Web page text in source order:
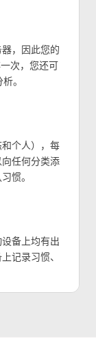
，因此您的
次，您还可
。
个人），每
任何分类添
惯。
备上均有出
记录习惯、